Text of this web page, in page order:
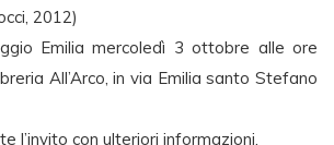
2012)
Emilia mercoledì 3 ottobre alle ore
All’Arco, in via Emilia santo Stefano
l’invito con ulteriori informazioni.